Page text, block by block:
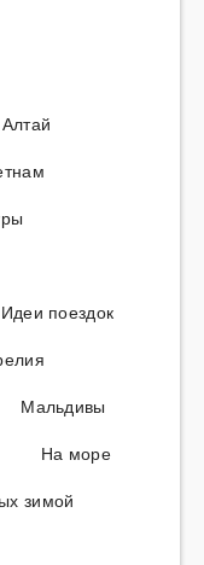
Алтай
Идеи поездок
Мальдивы
На море
зимой